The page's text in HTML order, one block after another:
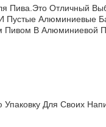
Пива.Это Отличный
Пустые Алюминиевые
Пивом В Алюминиевой
Для Своих